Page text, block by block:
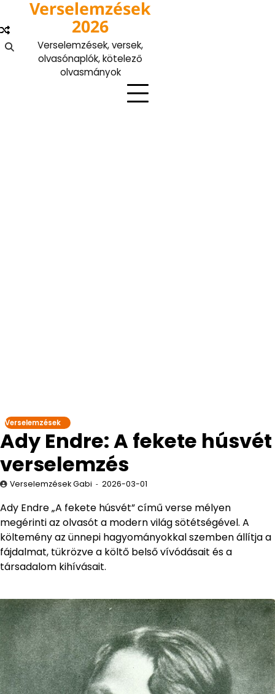
content
Verselemzések
2026
Verselemzések, versek,
olvasónaplók, kötelező
olvasmányok
Verselemzések
Ady Endre: A fekete húsvét
verselemzés
Verselemzések Gabi 2026-03-01
Ady Endre „A fekete húsvét” című verse mélyen
megérinti az olvasót a modern világ sötétségével. A
költemény az ünnepi hagyományokkal szemben állítja a
fájdalmat, tükrözve a költő belső vívódásait és a
társadalom kihívásait.